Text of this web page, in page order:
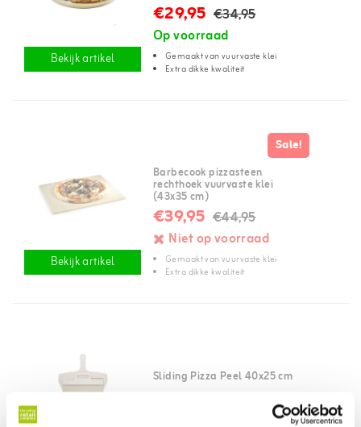
Bekijk artikel
€29,95 €34,95
Op voorraad
Gemaakt van vuurvaste klei
Extra dikke kwaliteit
Bekijk artikel
Sale!
Barbecook pizzasteen
rechthoek vuurvaste klei
(43x35 cm)
€39,95 €44,95
Niet op voorraad
Gemaakt van vuurvaste klei
Extra dikke kwaliteit
Sliding Pizza Peel 40x25 cm